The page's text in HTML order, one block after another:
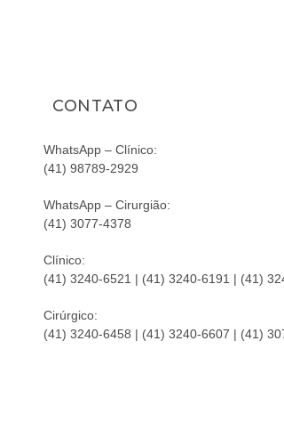
CONTATO
WhatsApp – Clínico:
(41) 98789-2929
WhatsApp – Cirurgião:
(41) 3077-4378
Clínico:
(41) 3240-6521 | (41) 3240-6191 | (41)
Cirúrgico:
(41) 3240-6458 | (41) 3240-6607 | (41)